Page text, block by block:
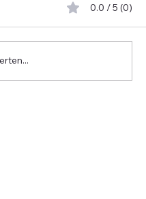
0.0 / 5 (0)